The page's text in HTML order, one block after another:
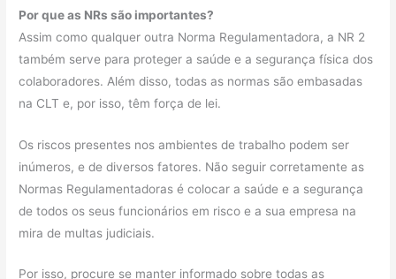
Por que as NRs são importantes?
Assim como qualquer outra Norma Regulamentadora, a NR 2
também serve para proteger a saúde e a segurança física dos
colaboradores. Além disso, todas as normas são embasadas
na CLT e, por isso, têm força de lei.
Os riscos presentes nos ambientes de trabalho podem ser
inúmeros, e de diversos fatores. Não seguir corretamente as
Normas Regulamentadoras é colocar a saúde e a segurança
de todos os seus funcionários em risco e a sua empresa na
mira de multas judiciais.
Por isso, procure se manter informado sobre todas as